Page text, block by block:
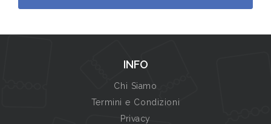
INFO
Chi Siamo
Termini e Condizioni
Privacy